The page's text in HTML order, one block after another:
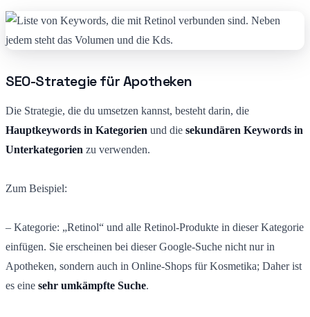
SEO-Strategie für Apotheken
Die Strategie, die du umsetzen kannst, besteht darin, die
Hauptkeywords in Kategorien und die sekundären Keywords in
Unterkategorien zu verwenden.
Zum Beispiel:
– Kategorie: „Retinol“ und alle Retinol-Produkte in dieser Kategorie
einfügen. Sie erscheinen bei dieser Google-Suche nicht nur in
Apotheken, sondern auch in Online-Shops für Kosmetika; Daher ist
es eine sehr umkämpfte Suche.